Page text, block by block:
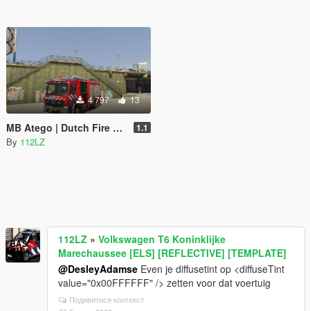
4 797 13
MB Atego | Dutch Fire Dept. Brandweer Limburg-Zuid 1.1
By 112LZ
112LZ » Volkswagen T6 Koninklijke
Marechaussee [ELS] [REFLECTIVE] [TEMPLATE]
@DesleyAdamse Even je diffusetint op <diffuseTint
value="0x00FFFFFF" /> zetten voor dat voertuig
Подивитися контекст